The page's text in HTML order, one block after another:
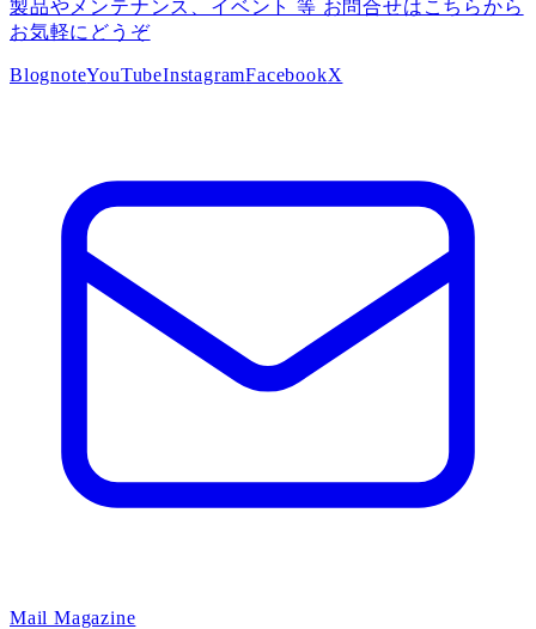
製品やメンテナンス、イベント 等 お問合せはこちらから
お気軽にどうぞ
BlognoteYouTubeInstagramFacebookX
Mail Magazine